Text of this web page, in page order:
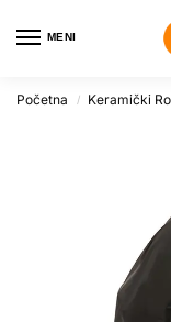
MENI
Početna / Keramički